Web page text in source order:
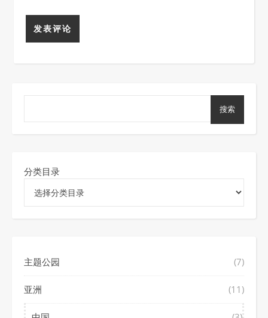
搜索
分类目录
主题公园 (7)
亚洲 (11)